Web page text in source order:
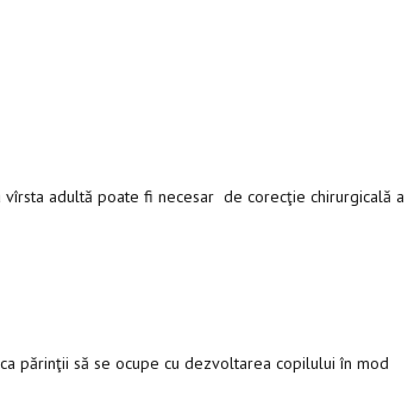
adultă poate fi necesar de corecţie chirurgicală a
părinţii să se ocupe cu dezvoltarea copilului în mod